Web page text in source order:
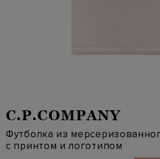
C.P.COMPANY
Футболка из
с принтом и логотипом